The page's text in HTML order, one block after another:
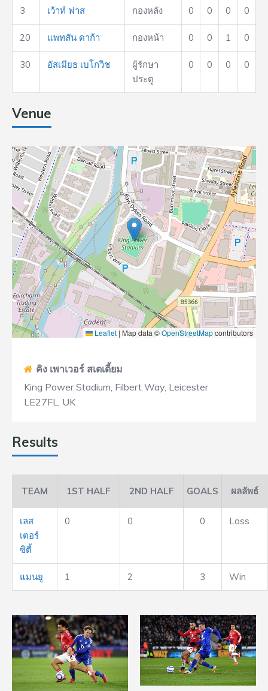
3 เว้าท์ ฟาส กองหลัง 0 0 0 0
20 แพทสัน ดาก้า กองหน้า 0 0 1 0
30 อัสเมียธ เบโกวิช
ผู้รักษา
ประตู
0 0 0 0
Venue
Leaflet | Map data ©OpenStreetMapcontributors
คิง เพาเวอร์ สเตเดี้ยม
King Power Stadium, Filbert Way, Leicester
LE27FL, UK
Results
TEAM 1ST HALF 2ND HALF GOALS ผลลัพธ์
เลส
เตอร์
ซิตี้
0 0 0 Loss
แมนยู 1 2 3 Win